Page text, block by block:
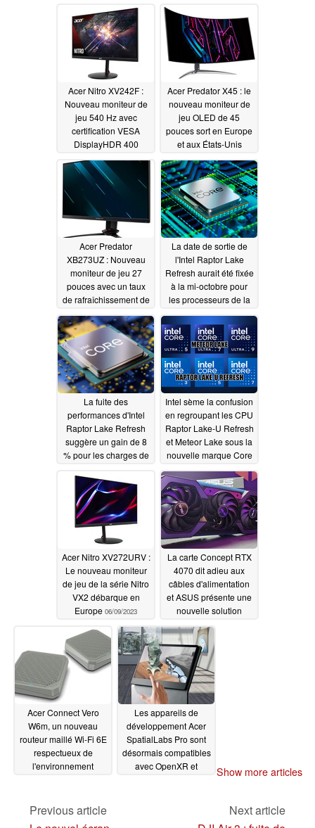
Acer Nitro XV242F :
Nouveau moniteur de
jeu 540 Hz avec
certification VESA
DisplayHDR 400
09/14/2023
Acer Predator X45 : le
nouveau moniteur de
jeu OLED de 45
pouces sort en Europe
et aux États-Unis
08/07/2023
Acer Predator
XB273UZ : Nouveau
moniteur de jeu 27
pouces avec un taux
de rafraîchissement de
généreux08/01/2023
La date de sortie de
l'Intel Raptor Lake
Refresh aurait été fixée
à la mi-octobre pour
les processeurs de la
mois de janvier pour
les processeurs non K
de la 14e génération
07/10/2023
La fuite des
performances d'Intel
Raptor Lake Refresh
suggère un gain de 8
% pour les charges de
15 % pour les charges
de travail multicœurs
par rapport à la 13e
génération Raptor
07/07/2023
Intel sème la confusion
en regroupant les CPU
Raptor Lake-U Refresh
et Meteor Lake sous la
nouvelle marque Core
06/24/2023
Acer Nitro XV272URV :
Le nouveau moniteur
de jeu de la série Nitro
VX2 débarque en
Europe 06/09/2023
La carte Concept RTX
4070 dit adieu aux
câbles d'alimentation
et ASUS présente une
nouvelle solution
Acer Connect Vero
W6m, un nouveau
routeur maillé Wi-Fi 6E
respectueux de
l'environnement
Les appareils de
développement Acer
SpatialLabs Pro sont
désormais compatibles
avec OpenXR et
Show more articles
Previous article
Next article